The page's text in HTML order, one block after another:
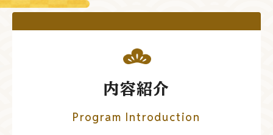
内容紹介
Program Introduction